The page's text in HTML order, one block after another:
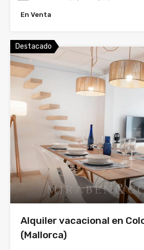
En Venta
Destacado
Alquiler vacacional en
(Mallorca)